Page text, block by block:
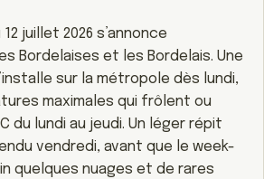
juillet 2026 s’annonce
Bordelaises et les Bordelais. Une
sur la métropole dès lundi,
maximales qui frôlent ou
du lundi au jeudi. Un léger répit
vendredi, avant que le week-
quelques nuages et de rares